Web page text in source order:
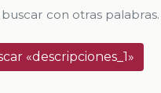
con otras palabras.
«descripciones_1»